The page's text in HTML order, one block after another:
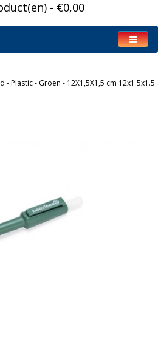
- €0,00
- Plastic - Groen - 12X1,5X1,5 cm 12x1.5x1.5